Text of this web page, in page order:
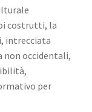
costrutti, la
intrecciata
non occidentali,
per